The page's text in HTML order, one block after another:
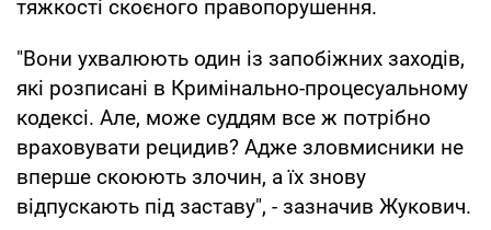
тяжкості скоєного правопорушення.
"Вони ухвалюють один із запобіжних заходів,
які розписані в Кримінально-процесуальному
кодексі. Але, може суддям все ж потрібно
враховувати рецидив? Адже зловмисники не
вперше скоюють злочин, а їх знову
відпускають під заставу", - зазначив Жукович.